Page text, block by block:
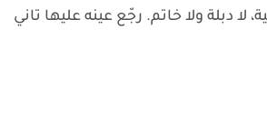
دبلة ولا خاتم. رجّع عينه عليها تاني